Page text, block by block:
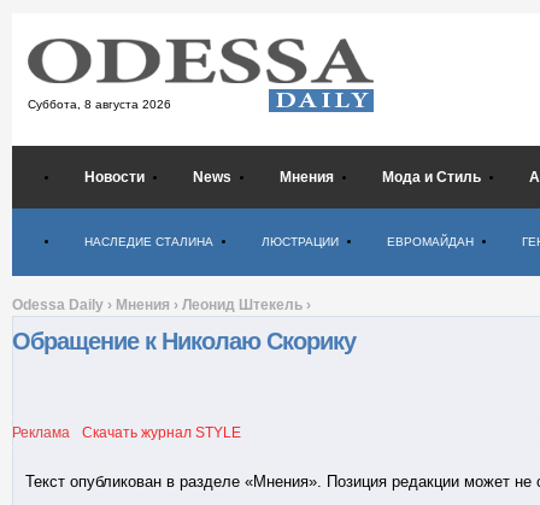
Суббота, 8 августа 2026
Новости News Мнения Мода и Стиль
НАСЛЕДИЕ СТАЛИНА ЛЮСТРАЦИИ ЕВРОМАЙДАН
Odessa Daily › Мнения › Леонид Штекель ›
Обращение к Николаю Скорику
Реклама Скачать журнал STYLE
Текст опубликован в разделе «Мнения». Позиция редакции может